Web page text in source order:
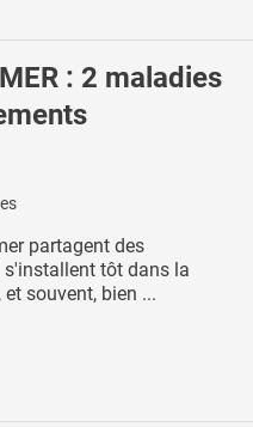
: 2 maladies
partagent des
tôt dans la
souvent, bien ...